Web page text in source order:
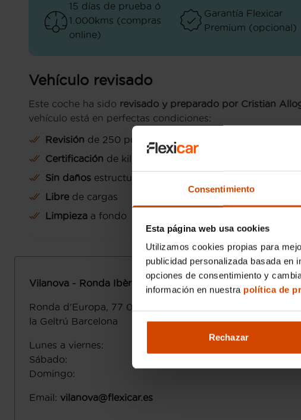
Consentimiento
Esta página web usa cookies
Utilizamos cookies propias para
publicidad personalizada basada en
opciones de consentimiento y
información en nuestra política de
Rechazar
15 días de prueba ó
1.000kms (compras
online)
Garantía Flexicar
Premium (opcional)
Vehículo revisado
Este coche ha sido revisado y preparado por Cristian
vehículo está en perfectas condiciones:
Revisión de 250 puntos
Certificación de kilometraje
Sin daños estructurales
Libre de cargas
Limpieza a fondo
Vilanova - Ronda Ibèrica
Ronda d'Europa, 77 08800
la Geltrú Barcelona
Lunes a viernes:
Sábado:
Domingo:
Email: vilanova@flexicar.es